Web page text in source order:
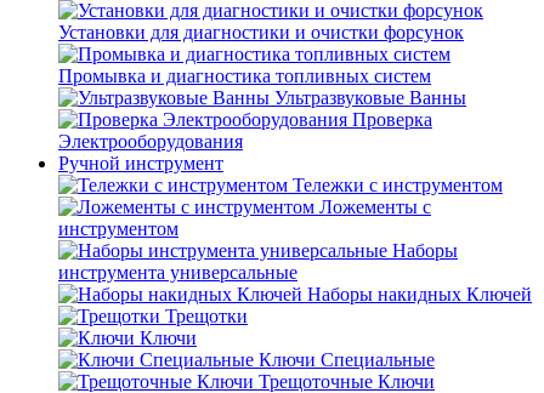
Установки для диагностики и очистки форсунок
Промывка и диагностика топливных систем
Ультразвуковые Ванны
Проверка
Электрооборудования
Ручной инструмент
Тележки с инструментом
Ложементы с
инструментом
Наборы
инструмента универсальные
Наборы накидных Ключей
Трещотки
Ключи
Ключи Специальные
Трещоточные Ключи